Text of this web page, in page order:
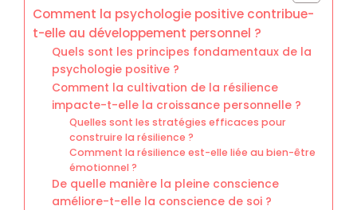
Comment la psychologie positive contribue-
t-elle au développement personnel ?
Quels sont les principes fondamentaux de la
psychologie positive ?
Comment la cultivation de la résilience
impacte-t-elle la croissance personnelle ?
Quelles sont les stratégies efficaces pour
construire la résilience ?
Comment la résilience est-elle liée au bien-être
émotionnel ?
De quelle manière la pleine conscience
améliore-t-elle la conscience de soi ?